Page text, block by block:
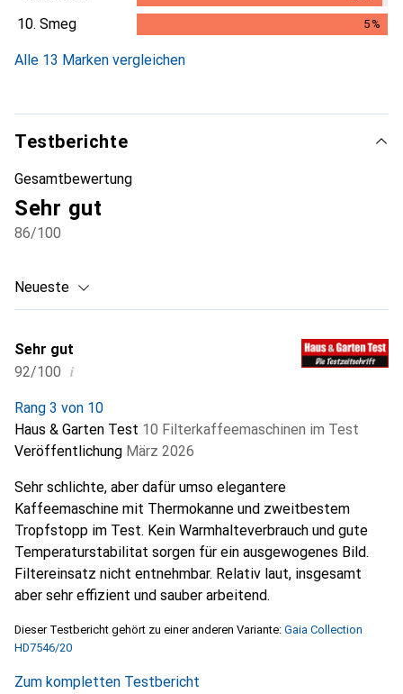
4.9%
10. Smeg 5%
Alle 13 Marken vergleichen
Testberichte
Gesamtbewertung
Sehr gut
86/100
Neueste
Sehr gut
92/100 i
Rang 3 von 10
Haus & Garten Test 10 Filterkaffeemaschinen im Test
Veröffentlichung März 2026
Sehr schlichte, aber dafür umso elegantere
Kaffeemaschine mit Thermokanne und zweitbestem
Tropfstopp im Test. Kein Warmhalteverbrauch und gute
Temperaturstabilitat sorgen für ein ausgewogenes Bild.
Filtereinsatz nicht entnehmbar. Relativ laut, insgesamt
aber sehr effizient und sauber arbeitend.
Dieser Testbericht gehört zu einer anderen Variante: Gaia Collection
HD7546/20
Zum kompletten Testbericht